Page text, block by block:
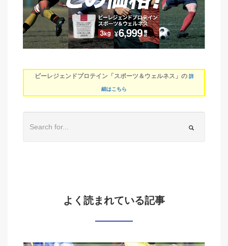
ビーレジェンドプロテイン「スポーツ＆ウェルネス」の 詳
細はこちら
よく読まれている記事